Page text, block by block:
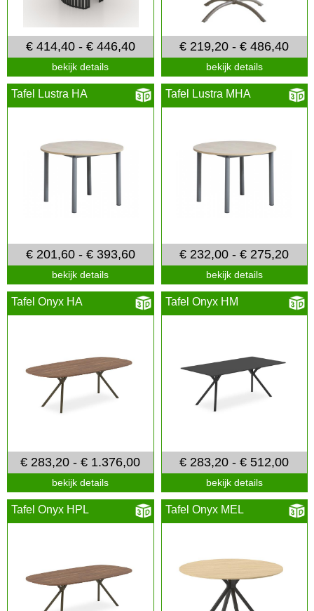
€ 414,40 - € 446,40
bekijk details
€ 219,20 - € 486,40
bekijk details
Tafel Lustra HA
€ 201,60 - € 393,60
bekijk details
Tafel Lustra MHA
€ 232,00 - € 275,20
bekijk details
Tafel Onyx HA
€ 283,20 - € 1.376,00
bekijk details
Tafel Onyx HM
€ 283,20 - € 512,00
bekijk details
Tafel Onyx HPL Tafel Onyx MEL